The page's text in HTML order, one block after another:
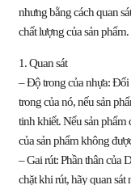
nhưngbằng cách quan
chất lượng của sản
1. Quan sát
– Độ trong của nhựa:Đối
trong của nó, nếu sản
tinh khiết. Nếu sản phẩm
của sản phẩm không
– Gai rút:Phần thân của
chặt khi rút, hãy quan sát